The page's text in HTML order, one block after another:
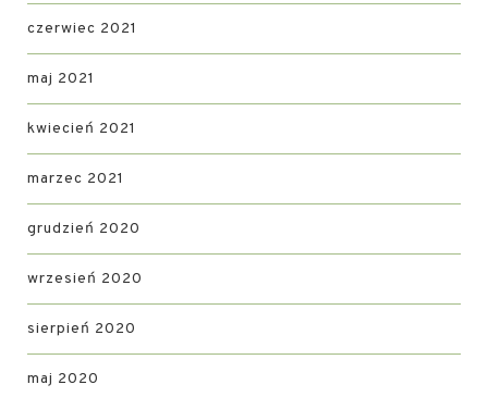
czerwiec 2021
maj 2021
kwiecień 2021
marzec 2021
grudzień 2020
wrzesień 2020
sierpień 2020
maj 2020